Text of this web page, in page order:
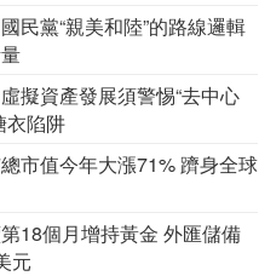
民黨“親美和陸”的路線邏輯
擬資產發展須警惕“去中心
衣陷阱
市值今年大漲71% 躋身全球
18個月增持黃金 外匯儲備
元